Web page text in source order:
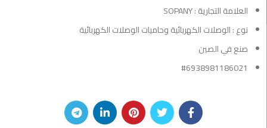
العلامة التجارية : SOPANY
نوع : الوصلات الكهربائية وحاميات الوصلات الكهربائية
صنع في الصين
#6938981186021